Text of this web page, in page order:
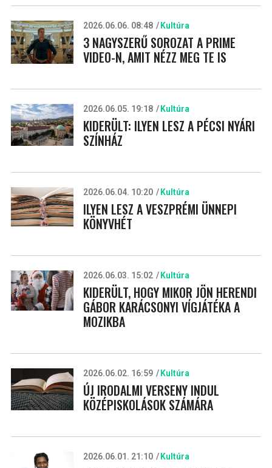
2026.06.06. 08:48 Kultúra
3 NAGYSZERŰ SOROZAT A PRIME
VIDEO-N, AMIT NÉZZ MEG TE IS
2026.06.05. 19:18 Kultúra
KIDERÜLT: ILYEN LESZ A PÉCSI NYÁRI
SZÍNHÁZ
2026.06.04. 10:20 Kultúra
ILYEN LESZ A VESZPRÉMI ÜNNEPI
KÖNYVHÉT
2026.06.03. 15:02 Kultúra
KIDERÜLT, HOGY MIKOR JÖN HERENDI
GÁBOR KARÁCSONYI VÍGJÁTÉKA A
MOZIKBA
2026.06.02. 16:59 Kultúra
ÚJ IRODALMI VERSENY INDUL
KÖZÉPISKOLÁSOK SZÁMÁRA
2026.06.01. 21:10 Kultúra